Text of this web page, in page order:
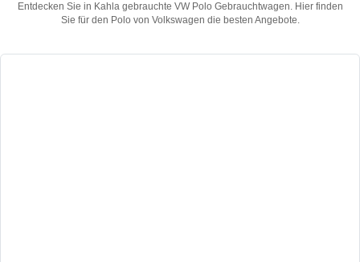
Entdecken Sie in Kahla gebrauchte VW Polo Gebrauchtwagen. Hier finden
Sie für den Polo von Volkswagen die besten Angebote.